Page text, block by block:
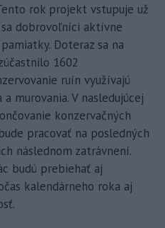
rok projekt vstupuje už
dobrovoľníci aktívne
Doteraz sa na
1602
ruín využívajú
murovania. V nasledujúcej
konzervačných
pracovať na posledných
následnom zatrávnení.
budú prebiehať aj
kalendárneho roka aj